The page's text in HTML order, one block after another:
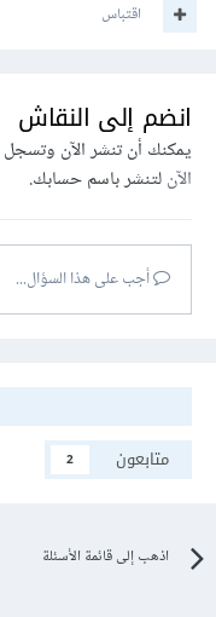
اقتباس
انضم إلى النقاش
يمكنك أن تنشر الآن
الآنلتنشر باسم حسابك.
أجب على هذا السؤال...
متابعون
2
اذهب إلى قائمة الأسئلة